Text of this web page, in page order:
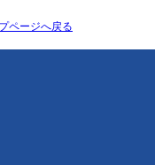
ページへ戻る